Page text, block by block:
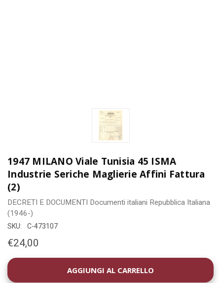
1947 MILANO Viale Tunisia 45 ISMA
Industrie Seriche Maglierie Affini Fattura
(2)
DECRETI E DOCUMENTI Documenti italiani Repubblica Italiana
(1946-)
SKU: C-473107
€24,00
DISPONIBILITÀ
ATTUALE: